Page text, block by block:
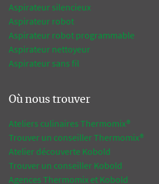
Aspirateur silencieux
Aspirateur robot
Aspirateur robot programmable
Aspirateur nettoyeur
Aspirateur sans fil
Où nous trouver
Ateliers culinaires Thermomix®
Trouver un conseiller Thermomix®
Atelier découverte Kobold
Trouver un conseiller Kobold
Agences Thermomix et Kobold